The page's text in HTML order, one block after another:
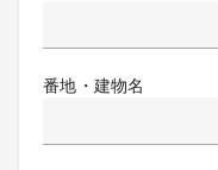
番地・建物名